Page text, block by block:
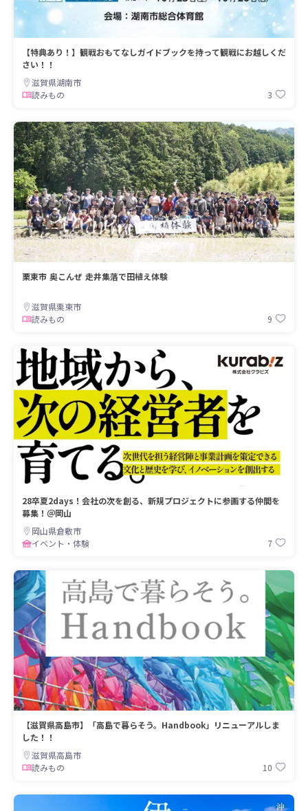
【特典あり！】観戦おもてなしガイドブックを持って観戦にお越しくだ
さい！！
滋賀県湖南市
読みもの
3
栗東市 奥こんぜ 走井集落で田植え体験
滋賀県栗東市
読みもの
9
28卒夏2days！会社の次を創る、新規プロジェクトに参画する仲間を
募集！＠岡山
岡山県倉敷市
イベント・体験
7
【滋賀県高島市】「高島で暮らそう。Handbook」リニューアルしま
した！！
滋賀県高島市
読みもの
10